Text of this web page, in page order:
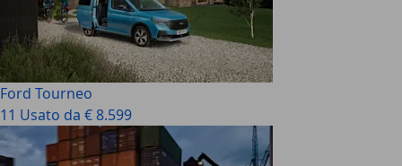
Ford Tourneo
11 Usato da € 8.599